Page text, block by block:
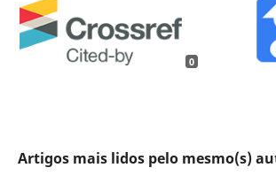
0
Artigos mais lidos pelo mesmo(s)